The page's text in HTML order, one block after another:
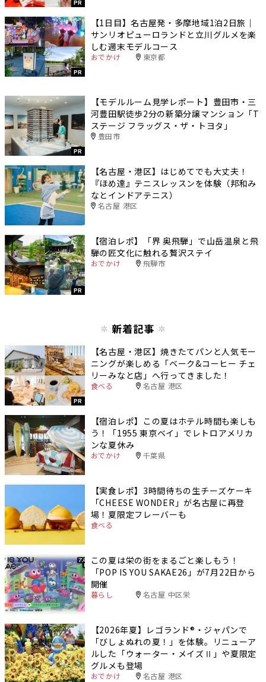
PR
PR
【1日目】名古屋発・多摩地域1泊2日旅｜
サンリオピューロランドと立川グルメを楽
しむ週末モデルコース
おでかけ 東京都
PR
【モデルルーム見学レポート】豊田市・三
河豊田駅徒歩2分の新築分譲マンション「T
ステージ フラッグス・ザ・トヨタ」
豊田市
【名古屋・港区】はじめてでも大丈夫！
『ほめ達』テニスレッスンを体験（邦和み
なとインドアテニス）
名古屋 港区
PR
【宿泊レポ】「界 奥飛騨」で山岳温泉と飛
騨の匠文化に触れる贅沢ステイ
おでかけ 飛騨市
新着記事
PR
【名古屋・港区】焼きたてパンと人気モー
ニングが楽しめる「ベーク&コーヒー チェ
リーみなと店」へ行ってきました！
食べる 名古屋 港区
【宿泊レポ】この夏はホテル時間も楽しも
う！「1955 東京ベイ」でレトロアメリカ
ンな夏休み
おでかけ 千葉県
【実食レポ】3時間待ちの生チーズケーキ
「CHEESE WONDER」が名古屋に再登
場！夏限定フレーバーも
食べる
この夏は栄の街をまるごと楽しもう！
「POP IS YOU SAKAE26」が7月22日から
開催
暮らし 名古屋 中区栄
【2026年夏】レゴランド®・ジャパンで
「びしょぬれの夏！」を体験。リニューア
ルした「ウォーター・メイズⅡ」や夏限定
グルメも登場
おでかけ 名古屋 港区